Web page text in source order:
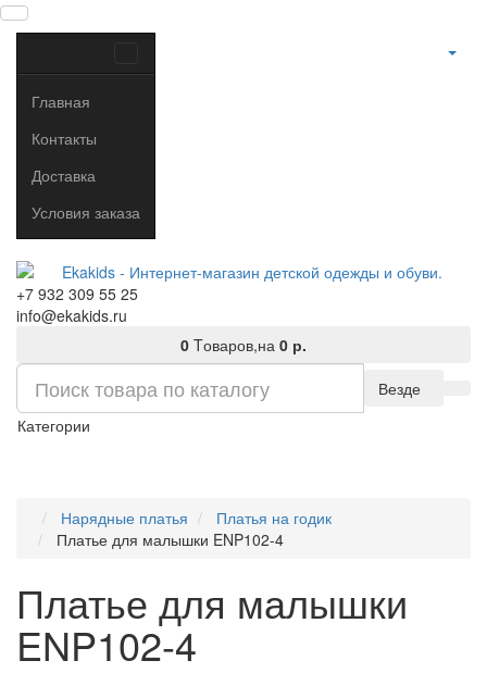
Главная
Контакты
Доставка
Условия заказа
+7 932 309 55 25
info@ekakids.ru
0 Tоваров,на 0 р.
Везде
Категории
Нарядные платья
Платья на годик
Платье для малышки ENP102-4
Платье для малышки
ENP102-4